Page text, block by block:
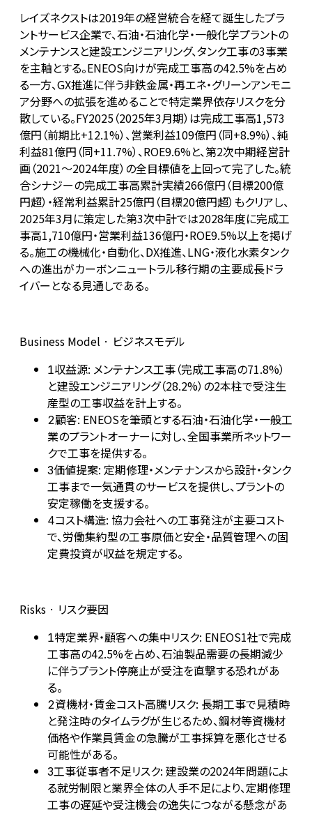
レイズネクストは2019年の経営統合を経て誕生したプラ
ントサービス企業で、石油・石油化学・一般化学プラントの
メンテナンスと建設エンジニアリング、タンク工事の3事業
を主軸とする。ENEOS向けが完成工事高の42.5%を占め
る一方、GX推進に伴う非鉄金属・再エネ・グリーンアンモニ
ア分野への拡張を進めることで特定業界依存リスクを分
散している。FY2025（2025年3月期）は完成工事高1,573
億円（前期比+12.1%）、営業利益109億円（同+8.9%）、純
利益81億円（同+11.7%）、ROE9.6%と、第2次中期経営計
画（2021〜2024年度）の全目標値を上回って完了した。統
合シナジーの完成工事高累計実績266億円（目標200億
円超）・経常利益累計25億円（目標20億円超）もクリアし、
2025年3月に策定した第3次中計では2028年度に完成工
事高1,710億円・営業利益136億円・ROE9.5%以上を掲げ
る。施工の機械化・自動化、DX推進、LNG・液化水素タンク
への進出がカーボンニュートラル移行期の主要成長ドラ
イバーとなる見通しである。
Business Model · ビジネスモデル
1収益源: メンテナンス工事（完成工事高の71.8%）
と建設エンジニアリング（28.2%）の2本柱で受注生
産型の工事収益を計上する。
2顧客: ENEOSを筆頭とする石油・石油化学・一般工
業のプラントオーナーに対し、全国事業所ネットワー
クで工事を提供する。
3価値提案: 定期修理・メンテナンスから設計・タンク
工事まで一気通貫のサービスを提供し、プラントの
安定稼働を支援する。
4コスト構造: 協力会社への工事発注が主要コスト
で、労働集約型の工事原価と安全・品質管理への固
定費投資が収益を規定する。
Risks · リスク要因
1特定業界・顧客への集中リスク: ENEOS1社で完成
工事高の42.5%を占め、石油製品需要の長期減少
に伴うプラント停廃止が受注を直撃する恐れがあ
る。
2資機材・賃金コスト高騰リスク: 長期工事で見積時
と発注時のタイムラグが生じるため、鋼材等資機材
価格や作業員賃金の急騰が工事採算を悪化させる
可能性がある。
3工事従事者不足リスク: 建設業の2024年問題によ
る就労制限と業界全体の人手不足により、定期修理
工事の遅延や受注機会の逸失につながる懸念があ